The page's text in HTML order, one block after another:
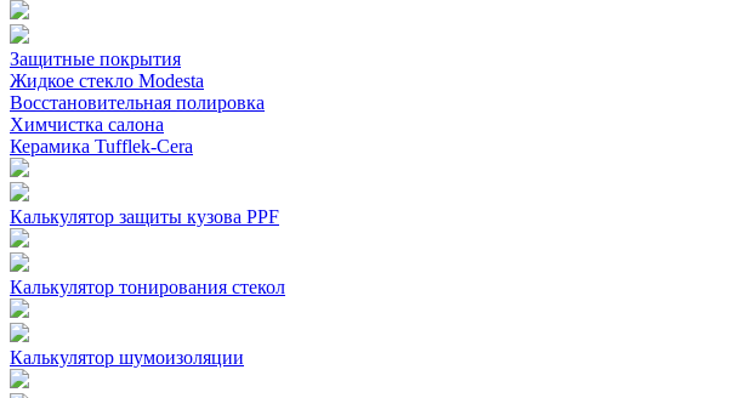
Защитные покрытия
Жидкое стекло Modesta
Восстановительная полировка
Химчистка салона
Керамика Tufflek-Cera
Калькулятор защиты кузова PPF
Калькулятор тонирования стекол
Калькулятор шумоизоляции